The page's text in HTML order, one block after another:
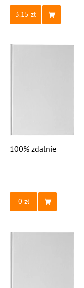
3.15
100% zdalnie
0